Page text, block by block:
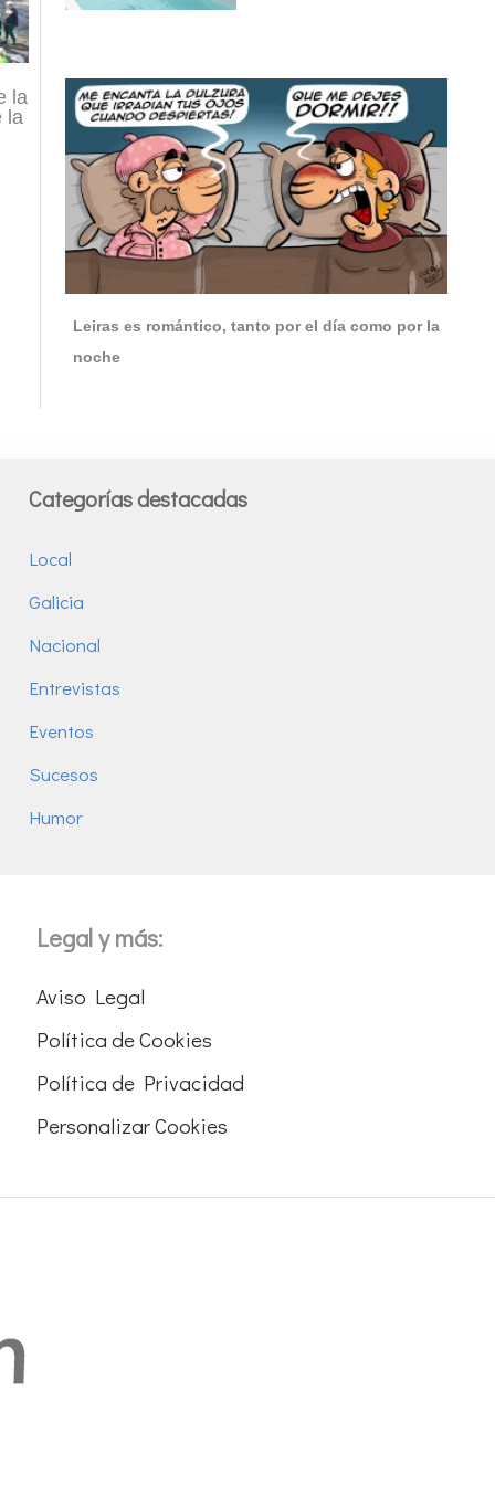
la
la
Leiras es romántico, tanto por el día como por la
noche
Categorías destacadas
Local
Galicia
Nacional
Entrevistas
Eventos
Sucesos
Humor
Legal y más:
Aviso Legal
Política de Cookies
Política de Privacidad
Personalizar Cookies